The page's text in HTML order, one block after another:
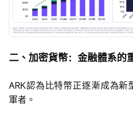
二、加密貨幣：金融體系的
ARK認為比特幣正逐漸成為新
軍者。